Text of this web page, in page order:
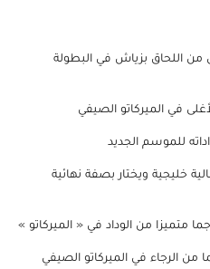
من اللحاق بزياش في البطولة
في الميركاتو الصيفي
للموسم الجديد
خليجية ويختار بصفة نهائية
متميزا من الوداد في « الميركاتو »
الرجاء في الميركاتو الصيفي